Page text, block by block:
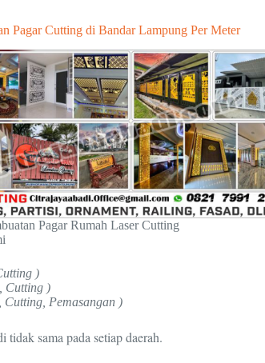
Pagar Cutting di Bandar Lampung Per Meter
Pagar Rumah Laser Cutting
)
Cutting )
Pemasangan )
sama pada setiap daerah.